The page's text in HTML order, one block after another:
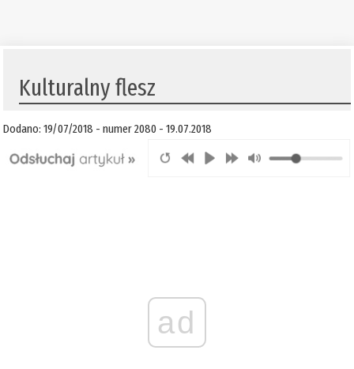
Kulturalny flesz
Dodano: 19/07/2018 - numer 2080 - 19.07.2018
ad